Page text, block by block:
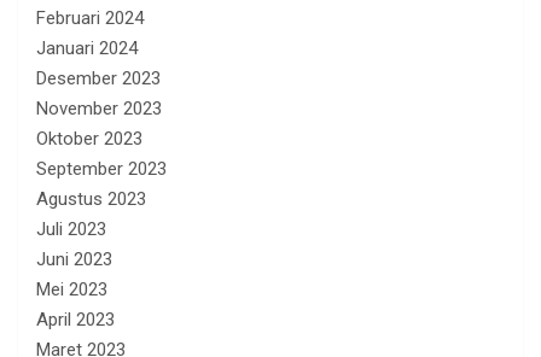
Februari 2024
Januari 2024
Desember 2023
November 2023
Oktober 2023
September 2023
Agustus 2023
Juli 2023
Juni 2023
Mei 2023
April 2023
Maret 2023